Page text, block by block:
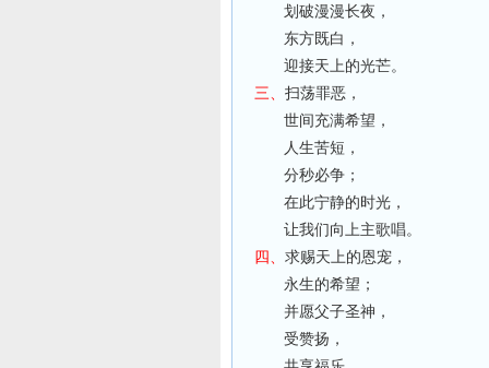
划破漫漫长夜，
东方既白，
迎接天上的光芒。
三、 扫荡罪恶，
世间充满希望，
人生苦短，
分秒必争；
在此宁静的时光，
让我们向上主歌唱。
四、 求赐天上的恩宠，
永生的希望；
并愿父子圣神，
受赞扬，